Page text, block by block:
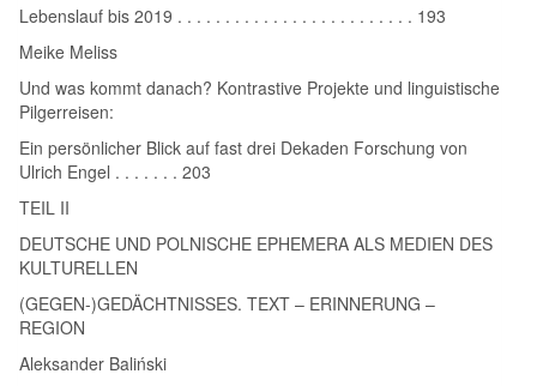
Lebenslauf bis 2019 . . . . . . . . . . . . . . . . . . . . . . . . . 193
Meike Meliss
Und was kommt danach? Kontrastive Projekte und linguistische
Pilgerreisen:
Ein persönlicher Blick auf fast drei Dekaden Forschung von
Ulrich Engel . . . . . . . 203
TEIL II
DEUTSCHE UND POLNISCHE EPHEMERA ALS MEDIEN DES
KULTURELLEN
(GEGEN-)GEDÄCHTNISSES. TEXT – ERINNERUNG –
REGION
Aleksander Baliński